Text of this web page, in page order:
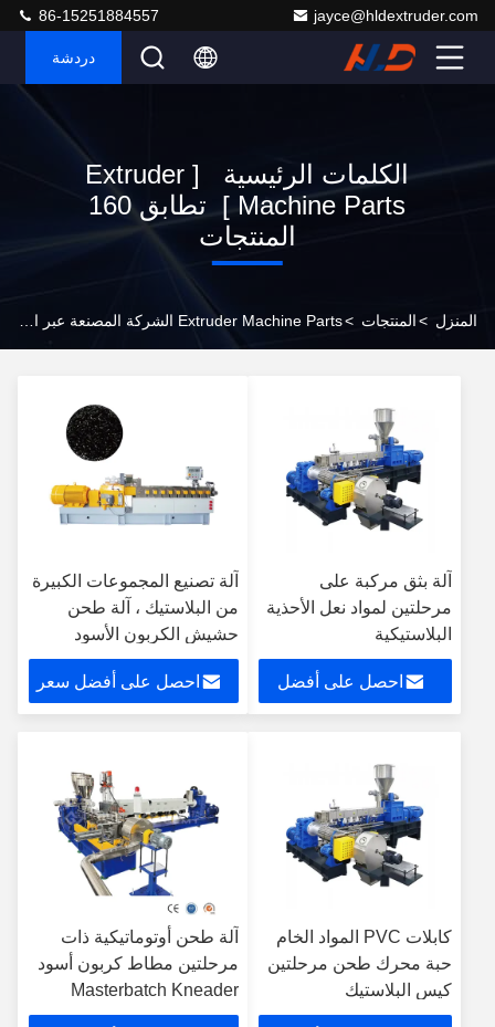
jayce@hldextruder.com
86-15251884557
دردشة
الكلمات الرئيسية [ Extruder
Machine Parts ] تطابق 160
المنتجات
المنزل >المنتجات >
آلة بثق مركبة على
مرحلتين لمواد نعل الأحذية
البلاستيكية
احصل على أفضل
آلة تصنيع المجموعات الكبيرة
من البلاستيك ، آلة طحن
حشيش الكربون الأسود
احصل على أفضل سعر
كابلات PVC المواد الخام
حبة محرك طحن مرحلتين
كيس البلاستيك
آلة طحن أوتوماتيكية ذات
مرحلتين مطاط كربون أسود
Masterbatch Kneader
Mixer